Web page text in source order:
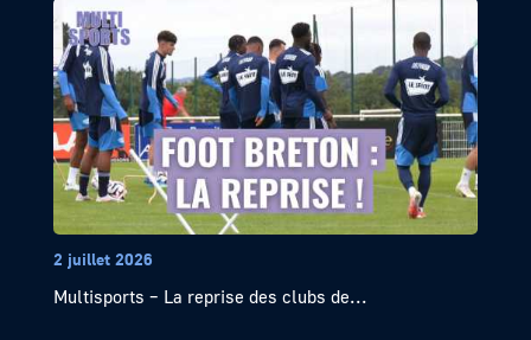
2 juillet 2026
Multisports – La reprise des clubs de...